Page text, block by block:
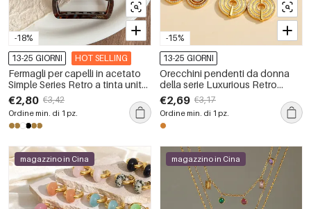
-18%
13-25 GIORNI HOT SELLING
Fermagli per capelli in acetato
Simple Series Retro a tinta unita
con stampa leopardata sfumata
€2,80 €3,42
Ordine min. di 1 pz.
-15%
13-25 GIORNI
Orecchini pendenti da donna
della serie Luxurious Retro
Circle in acciaio inossidabile
impermeabile color oro.
€2,69 €3,17
Ordine min. di 1 pz.
magazzino in Cina magazzino in Cina